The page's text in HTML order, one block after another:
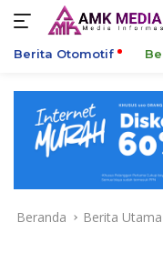
konten
Berita Otomotif
Beranda Berita Utama